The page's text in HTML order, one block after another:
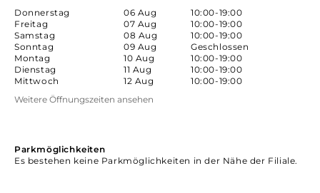
Donnerstag
06 Aug
10:00-19:00
Freitag
07 Aug
10:00-19:00
Samstag
08 Aug
10:00-19:00
Sonntag
09 Aug
Geschlossen
Montag
10 Aug
10:00-19:00
Dienstag
11 Aug
10:00-19:00
Mittwoch
12 Aug
10:00-19:00
Weitere Öffnungszeiten ansehen
Parkmöglichkeiten
Es bestehen keine Parkmöglichkeiten in der Nähe der Filiale.